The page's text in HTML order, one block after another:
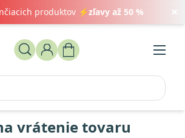
produktov ⚡zľavy až 50 % ×
vrátenie tovaru